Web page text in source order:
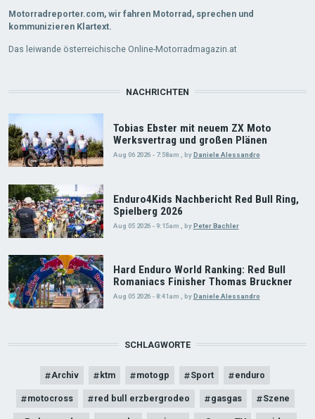
Motorradreporter.com, wir fahren Motorrad, sprechen und
kommunizieren Klartext.
Das leiwande österreichische Online-Motorradmagazin.at
NACHRICHTEN
Tobias Ebster mit neuem ZX Moto
Werksvertrag und großen Plänen
Aug 06 2026 - 7:58am byDaniele Alessandro
Enduro4Kids Nachbericht Red Bull Ring,
Spielberg 2026
Aug 05 2026 - 9:15am byPeter Bachler
Hard Enduro World Ranking: Red Bull
Romaniacs Finisher Thomas Bruckner
Aug 05 2026 - 8:41am , byDaniele Alessandro
SCHLAGWORTE
Archiv ktm motogp Sport enduro
motocross red bull erzbergrodeo gasgas Szene